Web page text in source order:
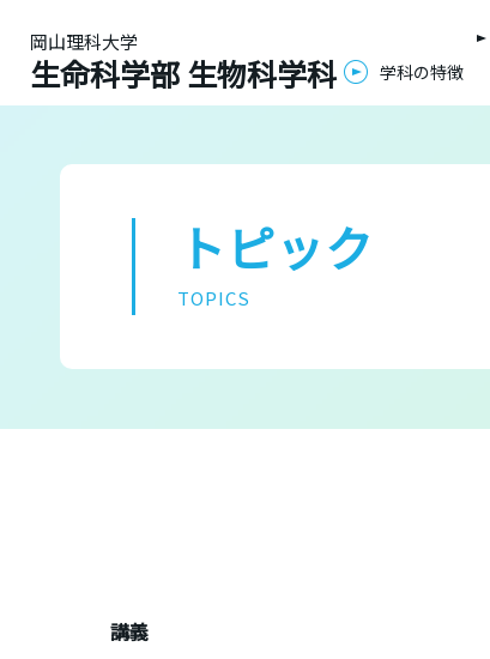
岡山理科大学
生命科学部 生物科学科
学科の特徴
トピック
TOPICS
講義